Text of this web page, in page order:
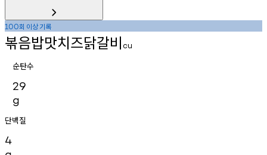
100회 이상기록
볶음밥맛치즈닭갈비cu
순탄수
29
g
단백질
4